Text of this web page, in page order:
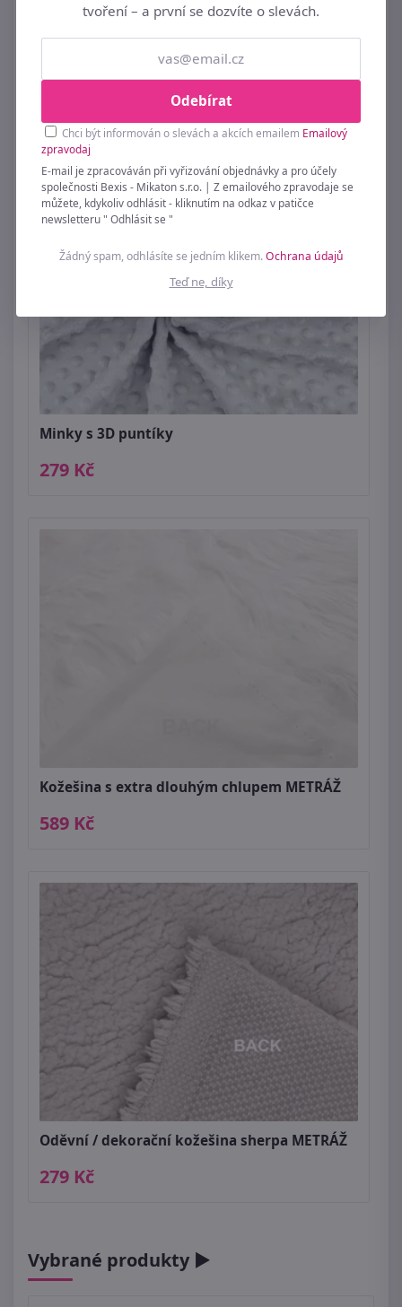
Wellsoft minky oboustranný / flanel samet
fleece METRÁŽ
249 Kč
Minky s 3D puntíky
279 Kč
Kožešina s extra dlouhým chlupem METRÁŽ
589 Kč
Oděvní / dekorační kožešina sherpa METRÁŽ
279 Kč
Vybrané produkty ►
tvoření – a první se dozvíte o slevách.
Odebírat
Chci být informován o slevách a akcích emailem Emailový
zpravodaj
E-mail je zpracováván při vyřizování objednávky a pro účely
společnosti Bexis - Mikaton s.r.o. | Z emailového zpravodaje se
můžete, kdykoliv odhlásit - kliknutím na odkaz v patičce
newsletteru " Odhlásit se "
Žádný spam, odhlásíte se jedním klikem.Ochrana údajů
Teď ne, díky